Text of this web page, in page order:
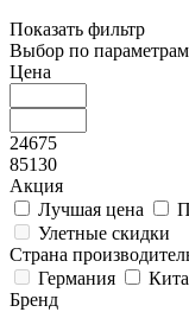
Показать фильтр
Выбор по параметрам
Цена
24675
85130
Акция
Лучшая цена
Улетные скидки
Страна
Германия
Бренд